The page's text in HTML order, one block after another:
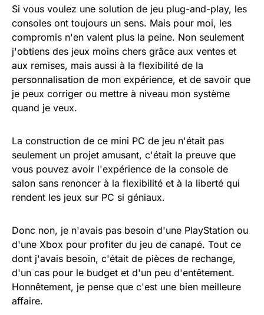
Si vous voulez une solution de jeu plug-and-play, les
consoles ont toujours un sens. Mais pour moi, les
compromis n'en valent plus la peine. Non seulement
j'obtiens des jeux moins chers grâce aux ventes et
aux remises, mais aussi à la flexibilité de la
personnalisation de mon expérience, et de savoir que
je peux corriger ou mettre à niveau mon système
quand je veux.
La construction de ce mini PC de jeu n'était pas
seulement un projet amusant, c'était la preuve que
vous pouvez avoir l'expérience de la console de
salon sans renoncer à la flexibilité et à la liberté qui
rendent les jeux sur PC si géniaux.
Donc non, je n'avais pas besoin d'une PlayStation ou
d'une Xbox pour profiter du jeu de canapé. Tout ce
dont j'avais besoin, c'était de pièces de rechange,
d'un cas pour le budget et d'un peu d'entêtement.
Honnêtement, je pense que c'est une bien meilleure
affaire.